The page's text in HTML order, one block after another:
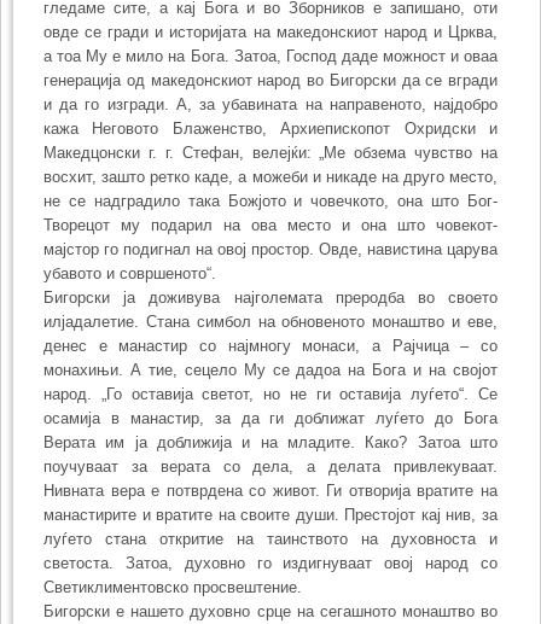
гледаме сите, а кај Бога и во Зборников е запишано, оти
овде се гради и историјата на македонскиот народ и Црква,
а тоа Му е мило на Бога. Затоа, Господ даде можност и оваа
генерација од македонскиот народ во Бигорски да се вгради
и да го изгради. А, за убавината на направеното, најдобро
кажа Неговото Блаженство, Архиепископот Охридски и
Македцонски г. г. Стефан, велејќи: „Ме обзема чувство на
восхит, зашто ретко каде, а можеби и никаде на друго место,
не се надградило така Божјото и човечкото, она што Бог-
Творецот му подарил на ова место и она што човекот-
мајстор го подигнал на овој простор. Овде, навистина царува
убавото и совршеното“.
Бигорски ја доживува најголемата преродба во своето
илјадалетие. Стана симбол на обновеното монаштво и еве,
денес е манастир со најмногу монаси, а Рајчица – со
монахињи. А тие, сецело Му се дадоа на Бога и на својот
народ. „Го оставија светот, но не ги оставија луѓето“. Се
осамија в манастир, за да ги доближат луѓето до Бога
Верата им ја доближија и на младите. Како? Затоа што
поучуваат за верата со дела, а делата привлекуваат.
Нивната вера е потврдена со живот. Ги отворија вратите на
манастирите и вратите на своите души. Престојот кај нив, за
луѓето стана откритие на таинството на духовноста и
светоста. Затоа, духовно го издигнуваат овој народ со
Светиклиментовско просвештение.
Бигорски е нашето духовно срце на сегашното монаштво во